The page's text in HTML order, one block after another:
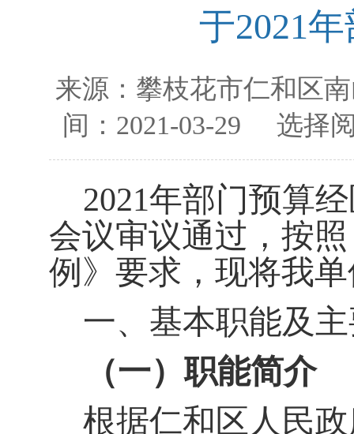
于2021
来源： 攀枝花市仁和区
间： 2021-03-29 选择
2021年部门预算
会议审议通过，按
例》要求，现将我
一、基本职能及
（一）职能简介
根据仁和区人民